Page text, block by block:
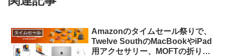
タイムセール
Amazonのタイムセール祭りで、
Twelve SouthのMacBookやiPad
用アクセサリー、MOFTの折りた